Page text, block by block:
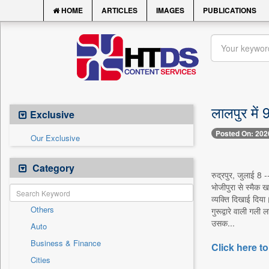
HOME ARTICLES IMAGES PUBLICATIONS
Exclusive
Our Exclusive
Category
Others
Auto
Business & Finance
Cities
लालपुर में
Posted On:
रुद्रपुर, जुलाई 8
भोजीपुरा से स्मैक
व्यक्ति दिखाई
गुरूद्वारे वाली
उसक...
Click here